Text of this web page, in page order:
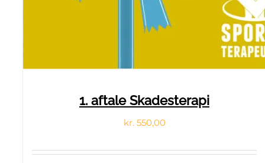
1. aftale Skadesterapi
kr.550,00